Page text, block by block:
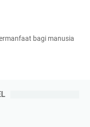
bagi manusia